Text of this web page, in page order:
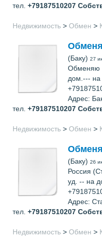
тел. +79187510207
Недвижимость > Обмен >
(Баку) 27
Обменяю
дом.--- на
Адрес:
тел. +79187510207
Недвижимость > Обмен >
(Баку) 26
Россия
уд. -- на
Адрес:
тел. +79187510207
Недвижимость > Обмен >